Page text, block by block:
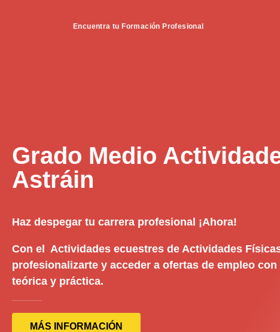
Encuentra tu Formación Profesional
Grado Medio
Astráin
Haz despegar tu carrera profesional ¡Ahora!
Con el Actividades ecuestres de Actividades
profesionalizarte y acceder a ofertas de empleo
teórica y práctica.
MÁS INFORMACIÓN